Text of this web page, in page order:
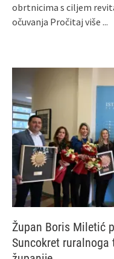
obrtnicima s ciljem
očuvanja Pročitaj više ...
Župan Boris Miletić
Suncokret